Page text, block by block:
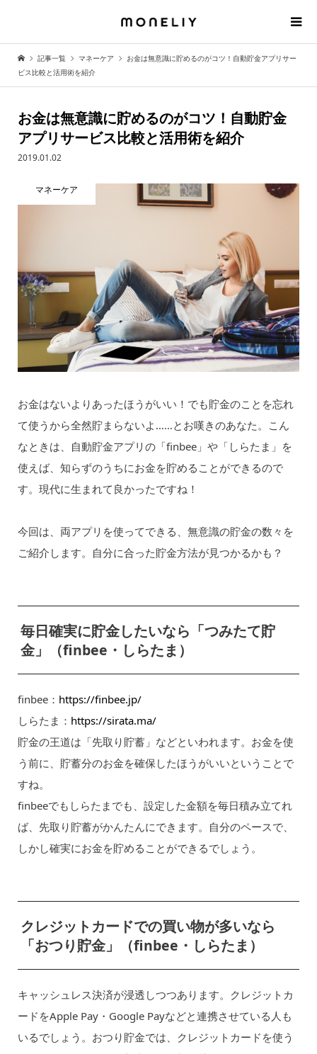
記事一覧 マネーケア
お金は無意識に貯めるのがコツ！自動貯金アプリサー
ビス比較と活用術を紹介
お金は無意識に貯めるのがコツ！自動貯金
アプリサービス比較と活用術を紹介
2019.01.02
マネーケア
お金はないよりあったほうがいい！でも貯金のことを忘れ
て使うから全然貯まらないよ……とお嘆きのあなた。こん
なときは、自動貯金アプリの「finbee」や「しらたま」を
使えば、知らずのうちにお金を貯めることができるので
す。現代に生まれて良かったですね！
今回は、両アプリを使ってできる、無意識の貯金の数々を
ご紹介します。自分に合った貯金方法が見つかるかも？
毎日確実に貯金したいなら「つみたて貯
金」（finbee・しらたま）
finbee： https://finbee.jp/
しらたま： https://sirata.ma/
貯金の王道は「先取り貯蓄」などといわれます。お金を使
う前に、貯蓄分のお金を確保したほうがいいということで
すね。
finbeeでもしらたまでも、設定した金額を毎日積み立てれ
ば、先取り貯蓄がかんたんにできます。自分のペースで、
しかし確実にお金を貯めることができるでしょう。
クレジットカードでの買い物が多いなら
「おつり貯金」（finbee・しらたま）
キャッシュレス決済が浸透しつつあります。クレジットカ
ードをApple Pay・Google Payなどと連携させている人も
いるでしょう。おつり貯金では、クレジットカードを使う